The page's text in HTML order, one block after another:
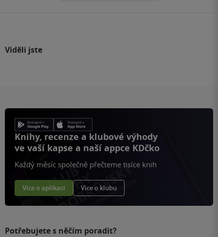
Viděli jste
Knihy, recenze a klubové výhody
ve vaší kapse a naší appce KDčko
Každý měsíc společně přečteme tisíce knih
Více o aplikaci Více o klubu
Potřebujete s něčím poradit?